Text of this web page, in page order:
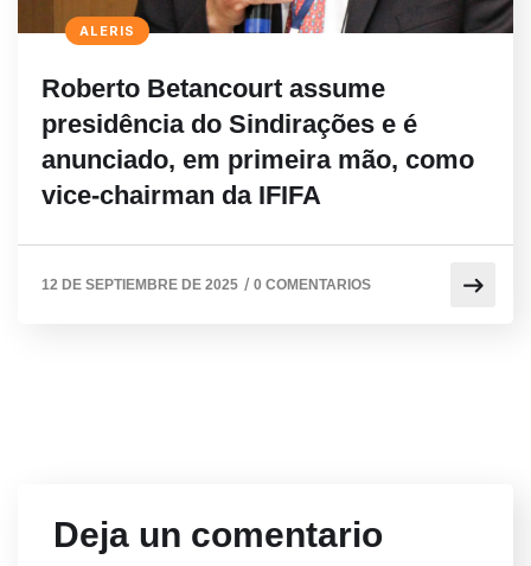
ALERIS
Roberto Betancourt assume
presidência do Sindirações e é
anunciado, em primeira mão, como
vice-chairman da IFIFA
12 DE SEPTIEMBRE DE 2025 / 0 COMENTARIOS
Deja un comentario